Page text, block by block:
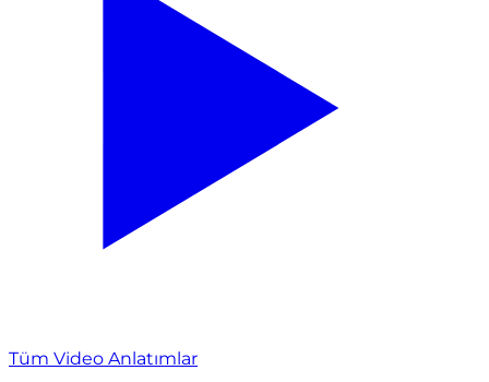
Tüm Video Anlatımlar